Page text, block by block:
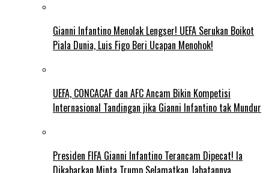
Gianni Infantino Menolak Lengser! UEFA Serukan Boikot
Piala Dunia, Luis Figo Beri Ucapan Menohok!
UEFA, CONCACAF dan AFC Ancam Bikin Kompetisi
Internasional Tandingan jika Gianni Infantino tak Mundur
Presiden FIFA Gianni Infantino Terancam Dipecat! Ia
Dikabarkan Minta Trump Selamatkan Jabatannya